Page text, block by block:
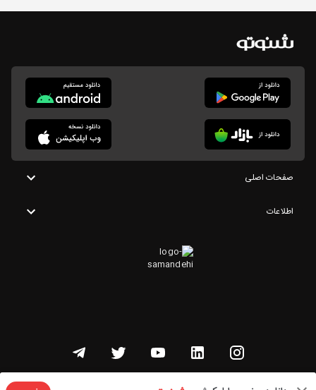
صفحات اصلی
اطلاعات
تمامی حقوق این وبسایت متعلق به شنوتو است